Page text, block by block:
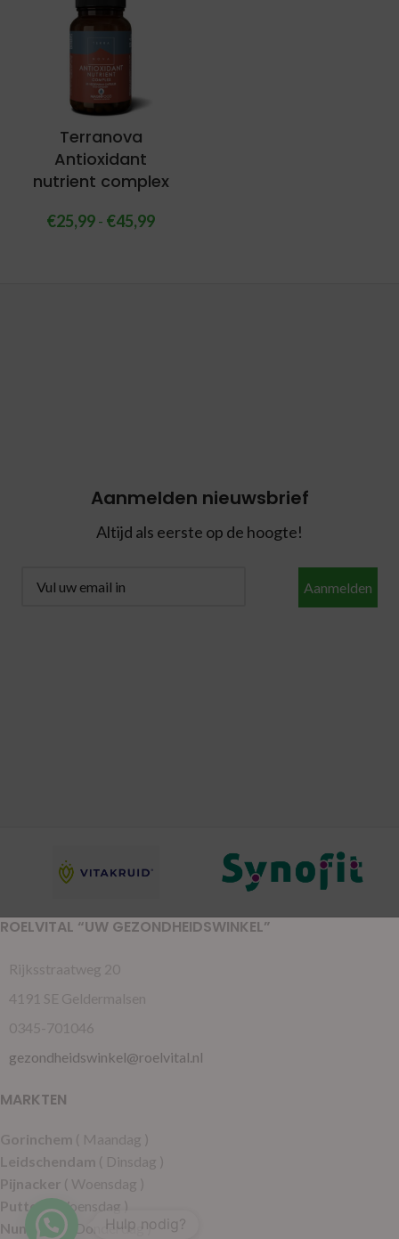
Terranova
Antioxidant
nutrient complex
€25,99- €45,99
Aanmelden nieuwsbrief
Altijd als eerste op de hoogte!
Aanmelden
ROELVITAL “UW GEZONDHEIDSWINKEL”
Rijksstraatweg 20
4191 SE Geldermalsen
0345-701046
gezondheidswinkel@roelvital.nl
MARKTEN
Gorinchem ( Maandag )
Leidschendam ( Dinsdag )
Pijnacker ( Woensdag )
Putten ( Woensdag )
Nunspeet( Donderdag )
Hulp nodig?